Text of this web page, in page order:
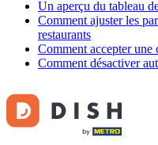
Un aperçu du tableau
Comment ajuster les
restaurants
Comment accepter une
Comment désactiver